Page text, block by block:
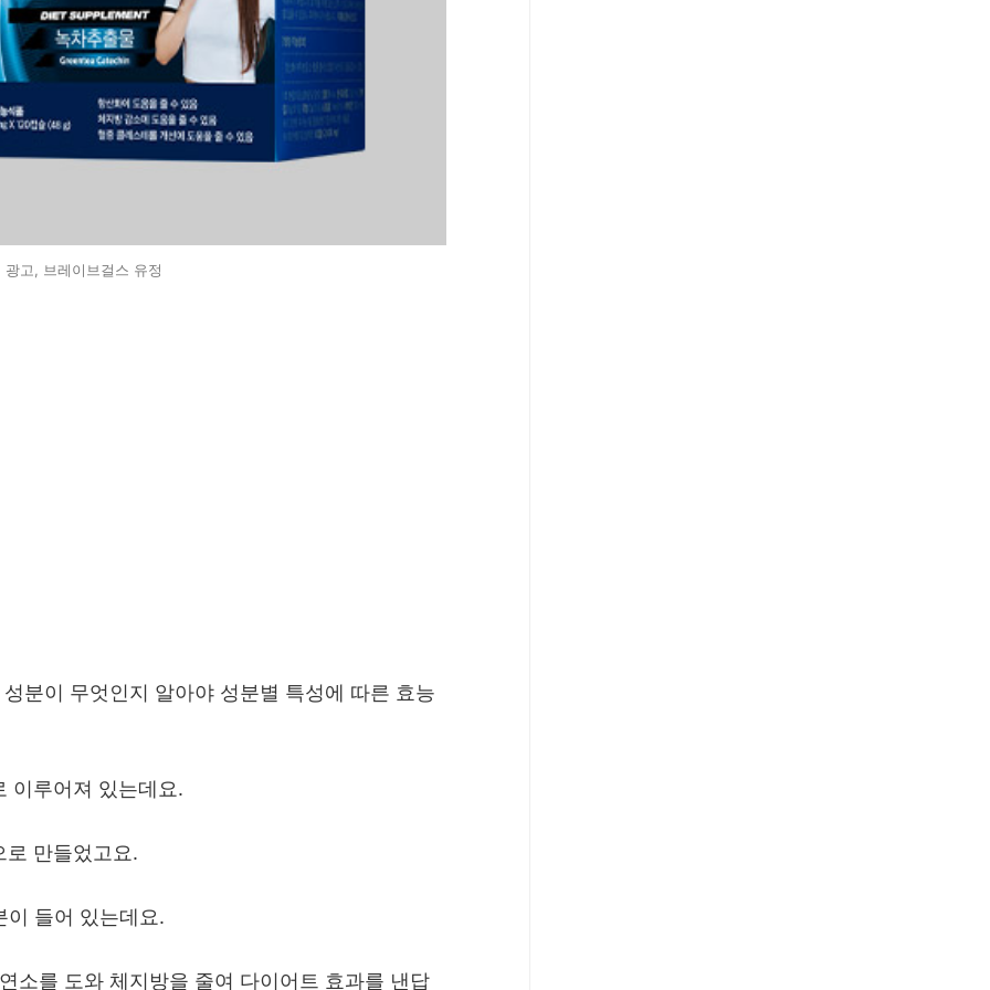
광고, 브레이브걸스 유정
분이 무엇인지 알아야 성분별 특성에 따른 효능
이루어져 있는데요.
로 만들었고요.
이 들어 있는데요.
소를 도와 체지방을 줄여 다이어트 효과를 낸답